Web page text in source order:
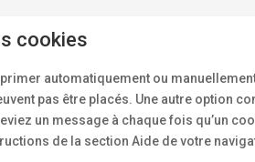
cookies
automatiquement ou
pas être placés. Une autre option
un message à chaque fois qu’un
de la section Aide de votre